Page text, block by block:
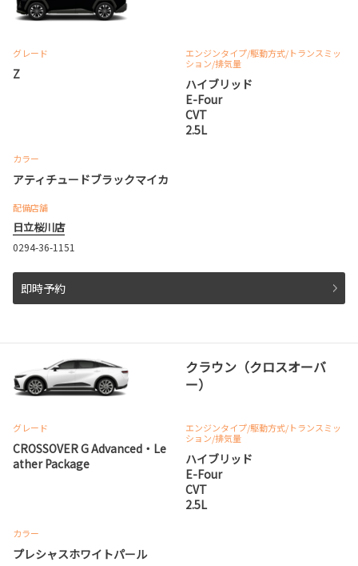
グレード
Z
エンジンタイプ/駆動方式/トランスミッ
ション/排気量
ハイブリッド
E-Four
CVT
2.5L
カラー
アティチュードブラックマイカ
配備店舗
日立桜川店
0294-36-1151
即時予約
クラウン（クロスオーバ
ー）
グレード
CROSSOVER G Advanced・Le
ather Package
エンジンタイプ/駆動方式/トランスミッ
ション/排気量
ハイブリッド
E-Four
CVT
2.5L
カラー
プレシャスホワイトパール